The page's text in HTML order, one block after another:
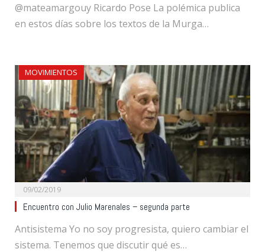
@mateamargouy Ricardo Pose La polémica publica
en estos días sobre los textos de la Murga…
MOVIMIENTOS
09/02/2019
Encuentro con Julio Marenales – segunda parte
Antisistema Yo no soy progresista, quiero cambiar el
sistema. Tenemos que discutir qué es…